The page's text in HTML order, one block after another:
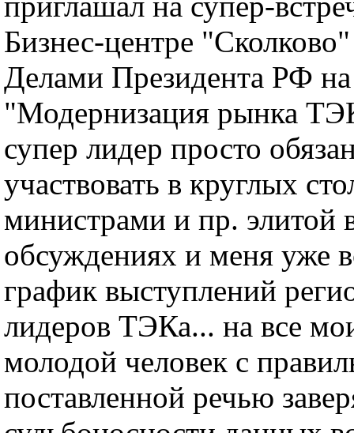
Бизнес-центре
Делами Президента РФ
"Модернизация рынка
супер лидер просто
участвовать в круглых
министрами и пр. элитой
обсуждениях и меня уже
график выступлений
лидеров ТЭКа... на все
молодой человек с
поставленной речью